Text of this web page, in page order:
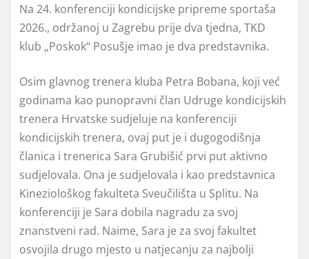
Na 24. konferenciji kondicijske pripreme sportaša
2026., održanoj u Zagrebu prije dva tjedna, TKD
klub „Poskok“ Posušje imao je dva predstavnika.
Osim glavnog trenera kluba Petra Bobana, koji već
godinama kao punopravni član Udruge kondicijskih
trenera Hrvatske sudjeluje na konferenciji
kondicijskih trenera, ovaj put je i dugogodišnja
članica i trenerica Sara Grubišić prvi put aktivno
sudjelovala. Ona je sudjelovala i kao predstavnica
Kineziološkog fakulteta Sveučilišta u Splitu. Na
konferenciji je Sara dobila nagradu za svoj
znanstveni rad. Naime, Sara je za svoj fakultet
osvojila drugo mjesto u natjecanju za najbolji